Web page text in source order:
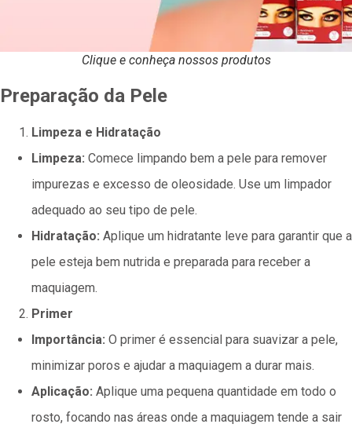
Clique e conheça nossos produtos
Preparação da Pele
Limpeza e Hidratação
Limpeza: Comece limpando bem a pele para remover
impurezas e excesso de oleosidade. Use um limpador
adequado ao seu tipo de pele.
Hidratação: Aplique um hidratante leve para garantir que a
pele esteja bem nutrida e preparada para receber a
maquiagem.
Primer
Importância: O primer é essencial para suavizar a pele,
minimizar poros e ajudar a maquiagem a durar mais.
Aplicação: Aplique uma pequena quantidade em todo o
rosto, focando nas áreas onde a maquiagem tende a sair